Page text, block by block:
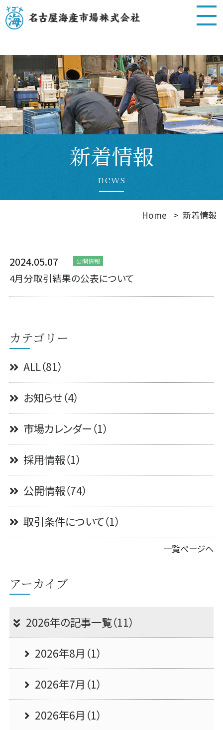
新着情報
news
Home 新着情報
2024.05.07 公開情報
4月分取引結果の公表について
カテゴリー
ALL（81）
お知らせ（4）
市場カレンダー（1）
採用情報（1）
公開情報（74）
取引条件について（1）
一覧ページへ
アーカイブ
2026年の記事一覧（11）
2026年8月（1）
2026年7月（1）
2026年6月（1）